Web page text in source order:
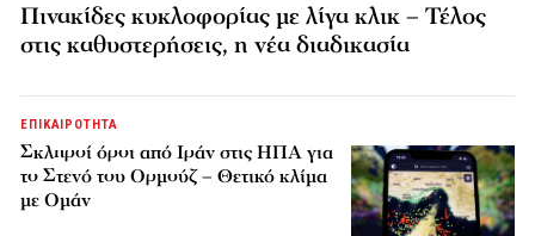
Πινακίδες κυκλοφορίας με λίγα κλικ – Τέλος
στις καθυστερήσεις, η νέα διαδικασία
ΕΠΙΚΑΙΡΟΤΗΤΑ
Σκληροί όροι από Ιράν στις ΗΠΑ για
το Στενό του Ορμούζ – Θετικό κλίμα
με Ομάν